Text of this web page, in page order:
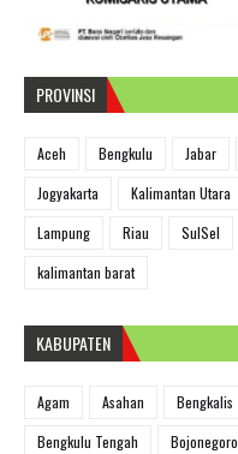
PROVINSI
Aceh Bengkulu Jabar
Jogyakarta
Kalimantan Utara
Lampung
Riau SulSel
kalimantan barat
KABUPATEN
Agam Asahan Bengkalis
Bengkulu Tengah
Bojonegoro